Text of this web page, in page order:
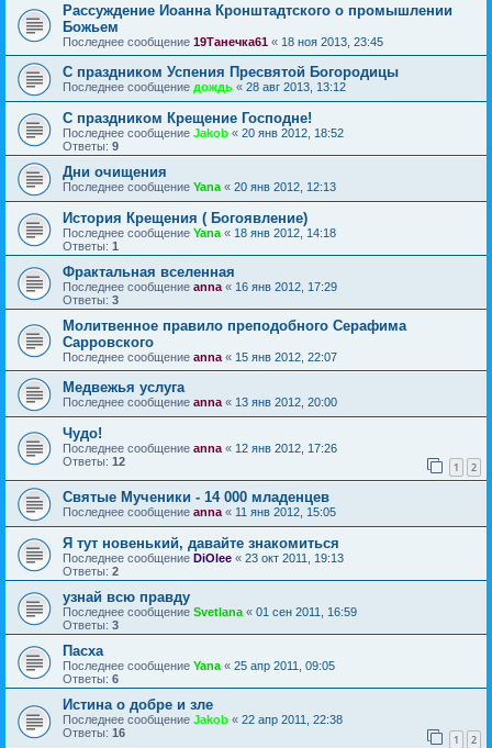
Рассуждение Иоанна Кронштадтского о промышлении
Божьем
Последнее сообщение 19Танечка61 « 18 ноя 2013, 23:45
С праздником Успения Пресвятой Богородицы
Последнее сообщение дождь « 28 авг 2013, 13:12
С праздником Крещение Господне!
Последнее сообщение Jakob « 20 янв 2012, 18:52
Ответы: 9
Дни очищения
Последнее сообщение Yana « 20 янв 2012, 12:13
История Крещения ( Богоявление)
Последнее сообщение Yana « 18 янв 2012, 14:18
Ответы: 1
Фрактальная вселенная
Последнее сообщение anna « 16 янв 2012, 17:29
Ответы: 3
Молитвенное правило преподобного Серафима
Сарровского
Последнее сообщение anna « 15 янв 2012, 22:07
Медвежья услуга
Последнее сообщение anna « 13 янв 2012, 20:00
Чудо!
Последнее сообщение anna « 12 янв 2012, 17:26
Ответы: 12 1 2
Святые Мученики - 14 000 младенцев
Последнее сообщение anna « 11 янв 2012, 15:05
Я тут новенький, давайте знакомиться
Последнее сообщение DiOlee « 23 окт 2011, 19:13
Ответы: 2
узнай всю правду
Последнее сообщение Svetlana « 01 сен 2011, 16:59
Ответы: 3
Пасха
Последнее сообщение Yana « 25 апр 2011, 09:05
Ответы: 6
Истина о добре и зле
Последнее сообщение Jakob « 22 апр 2011, 22:38
Ответы: 16 1 2